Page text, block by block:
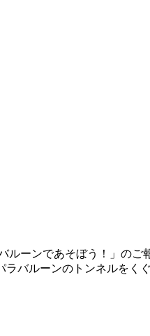
ルーンであそぼう！」のご
バルーンのトンネルをく